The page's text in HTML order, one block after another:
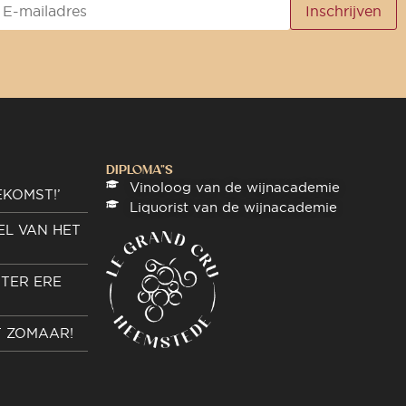
VAN HET
ERE
ZOMAAR!
DIPLOMA"S
Vinoloog van de wijnacademie
Liquorist van de wijnacademie